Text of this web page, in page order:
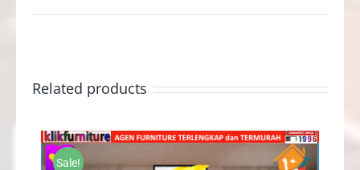
Related products
Sale!